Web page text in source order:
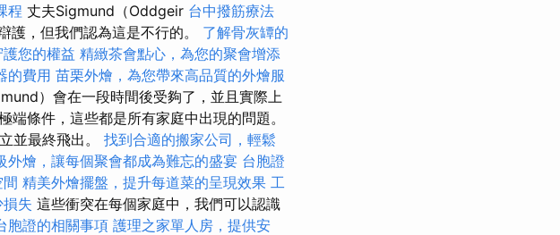
程 丈夫Sigmund（Oddgeir 台中撥筋療法
護，但我們認為這是不行的。 了解骨灰罈的
您的權益 精緻茶會點心，為您的聚會增添
的費用 苗栗外燴，為您帶來高品質的外燴服
）會在一段時間後受夠了，並且實際上
條件，這些都是所有家庭中出現的問題。
並最終飛出。 找到合適的搬家公司，輕鬆
外燴，讓每個聚會都成為難忘的盛宴 台胞證
精美外燴擺盤，提升每道菜的呈現效果 工
失 這些衝突在每個家庭中，我們可以認識
胞證的相關事項 護理之家單人房，提供安